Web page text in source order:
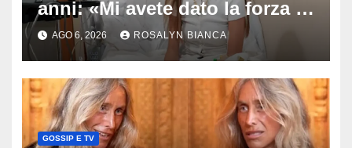
anni: «Mi avete dato la forza di
andare avanti», l’ultimo
messaggio dell’influencer
commuove i fan
AGO 6, 2026 ROSALYN BIANCA
GOSSIP E TV